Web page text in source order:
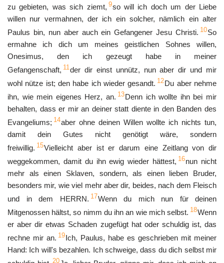
zu gebieten, was sich ziemt, 9so will ich doch um der Liebe
willen nur vermahnen, der ich ein solcher, nämlich ein alter
Paulus bin, nun aber auch ein Gefangener Jesu Christi. 10So
ermahne ich dich um meines geistlichen Sohnes willen,
Onesimus, den ich gezeugt habe in meiner
Gefangenschaft, 11der dir einst unnütz, nun aber dir und mir
wohl nütze ist; den habe ich wieder gesandt. 12Du aber nehme
ihn, wie mein eigenes Herz, an. 13Denn ich wollte ihn bei mir
behalten, dass er mir an deiner statt diente in den Banden des
Evangeliums; 14aber ohne deinen Willen wollte ich nichts tun,
damit dein Gutes nicht genötigt wäre, sondern
freiwillig. 15Vielleicht aber ist er darum eine Zeitlang von dir
weggekommen, damit du ihn ewig wieder hättest, 16nun nicht
mehr als einen Sklaven, sondern, als einen lieben Bruder,
besonders mir, wie viel mehr aber dir, beides, nach dem Fleisch
und in dem HERRN. 17Wenn du mich nun für deinen
Mitgenossen hältst, so nimm du ihn an wie mich selbst. 18Wenn
er aber dir etwas Schaden zugefügt hat oder schuldig ist, das
rechne mir an. 19Ich, Paulus, habe es geschrieben mit meiner
Hand: Ich will's bezahlen. Ich schweige, dass du dich selbst mir
20